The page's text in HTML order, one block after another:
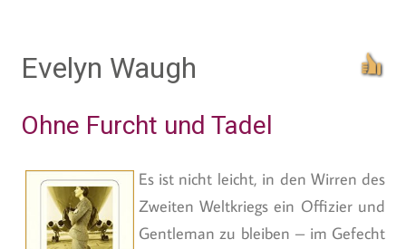
Evelyn Waugh
Ohne Furcht und Tadel
Es ist nicht leicht, in den Wirren des
Zweiten Weltkriegs ein Offizier und
Gentleman zu bleiben – im Gefecht